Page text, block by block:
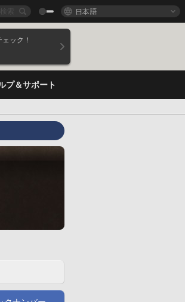
日本語
ック！
プ＆サポート